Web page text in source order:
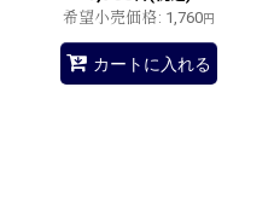
希望小売価格: 1,760円
カートに入れる